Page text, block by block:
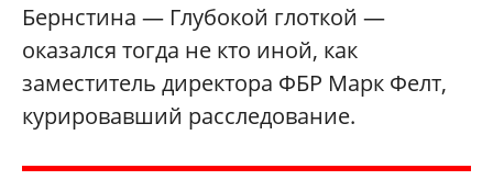
Бернстина — Глубокой глоткой —
оказался тогда не кто иной, как
заместитель директора ФБР Марк Фелт,
курировавший расследование.